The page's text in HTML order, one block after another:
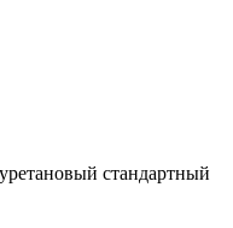
стандартный